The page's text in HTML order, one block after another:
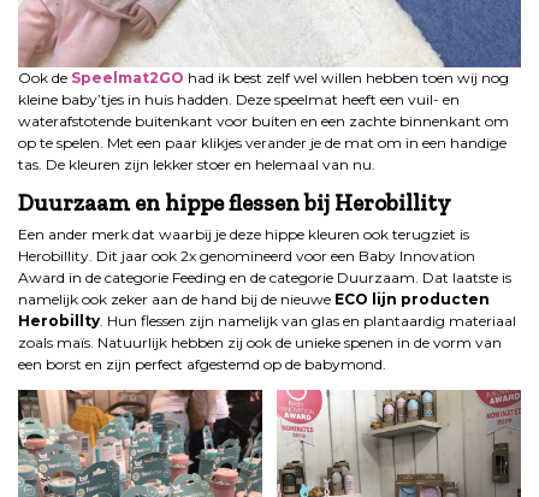
Ook de Speelmat2GO had ik best zelf wel willen hebben toen wij nog
kleine baby’tjes in huis hadden. Deze speelmat heeft een vuil- en
waterafstotende buitenkant voor buiten en een zachte binnenkant om
op te spelen. Met een paar klikjes verander je de mat om in een handige
tas. De kleuren zijn lekker stoer en helemaal van nu.
Duurzaam en hippe flessen bij Herobillity
Een ander merk dat waarbij je deze hippe kleuren ook terugziet is
Herobillity. Dit jaar ook 2x genomineerd voor een Baby Innovation
Award in de categorie Feeding en de categorie Duurzaam. Dat laatste is
namelijk ook zeker aan de hand bij de nieuwe ECO lijn producten
Herobillty . Hun flessen zijn namelijk van glas en plantaardig materiaal
zoals maïs. Natuurlijk hebben zij ook de unieke spenen in de vorm van
een borst en zijn perfect afgestemd op de babymond.